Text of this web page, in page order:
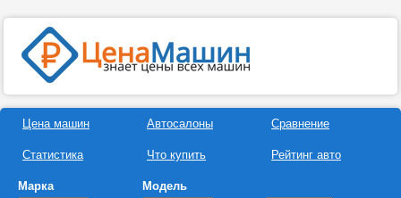
Цена машин
Статистика
Автосалоны
Что купить
Сравнение
Рейтинг авто
Марка Модель